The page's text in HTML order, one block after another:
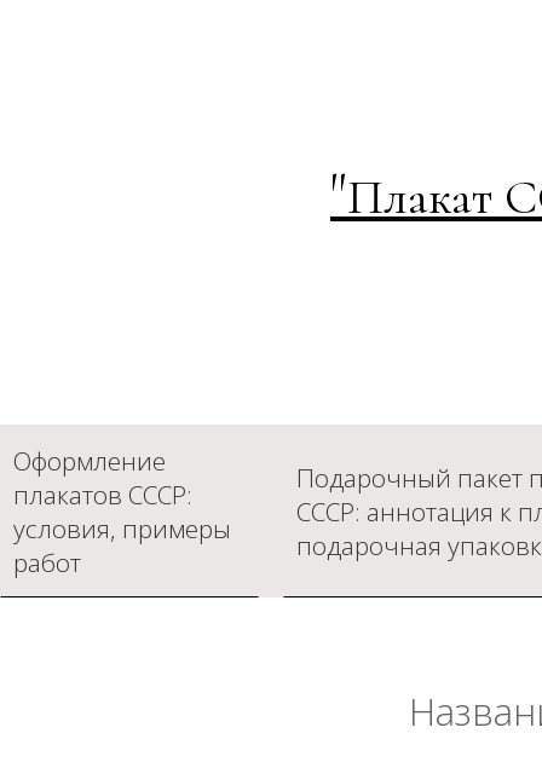
"Плакат
Оформление
плакатов СССР:
условия, примеры
работ
Подарочный пакет
СССР: аннотация к
подарочная